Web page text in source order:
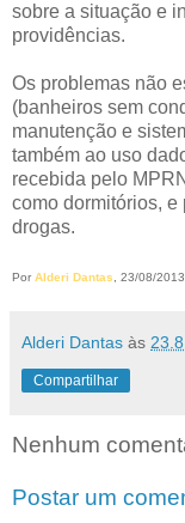
sobre a situação e
providências.
Os problemas não
(banheiros sem
manutenção e
também ao uso
recebida pelo
como dormitórios, e
drogas.
Por Alderi Dantas, 23/08/
Alderi Dantas às
Compartilhar
Nenhum
Postar um